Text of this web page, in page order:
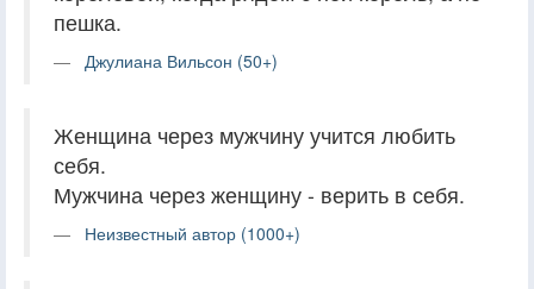
пешка.
Джулиана Вильсон (50+)
Женщина через мужчину учится любить
себя.
Мужчина через женщину - верить в себя.
Неизвестный автор (1000+)